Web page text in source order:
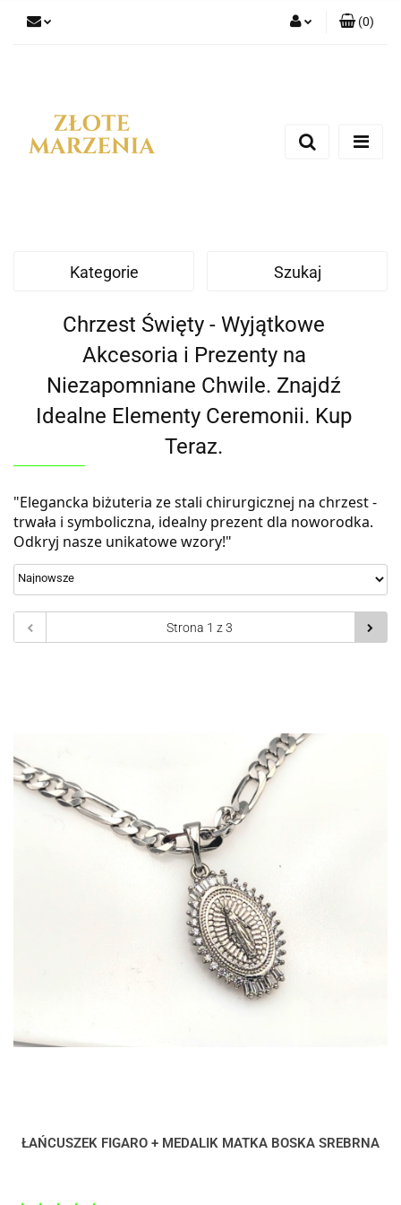
(0)
Kategorie Szukaj
Chrzest Święty - Wyjątkowe
Akcesoria i Prezenty na
Niezapomniane Chwile. Znajdź
Idealne Elementy Ceremonii. Kup
Teraz.
"Elegancka biżuteria ze stali chirurgicznej na chrzest -
trwała i symboliczna, idealny prezent dla noworodka.
Odkryj nasze unikatowe wzory!"
ŁAŃCUSZEK FIGARO + MEDALIK MATKA BOSKA SREBRNA